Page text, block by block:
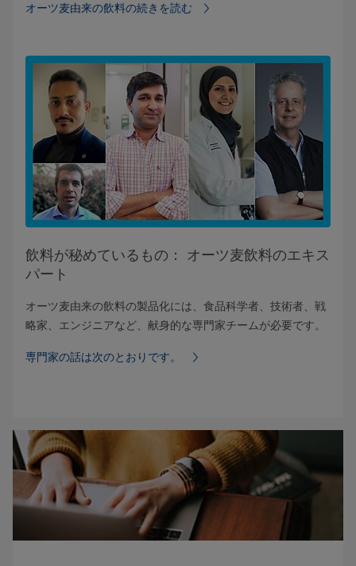
オーツ麦由来の飲料の続きを読む
飲料が秘めているもの： オーツ麦飲料のエキス
パート
オーツ麦由来の飲料の製品化には、食品科学者、技術者、戦
略家、エンジニアなど、献身的な専門家チームが必要です。
専門家の話は次のとおりです。